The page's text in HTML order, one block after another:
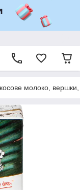
молоко, вершки,